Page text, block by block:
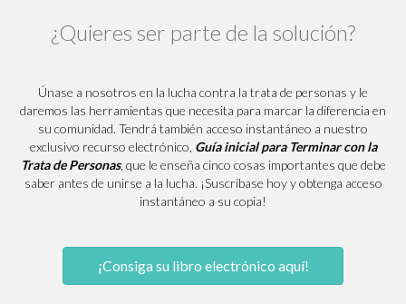
¿Quieres ser parte de la solución?
Únase a nosotros en la lucha contra la trata de personas y le
daremos las herramientas que necesita para marcar la diferencia en
su comunidad. Tendrá también acceso instantáneo a nuestro
exclusivo recurso electrónico, Guía inicial para Terminar con la
Trata de Personas, que le enseña cinco cosas importantes que debe
saber antes de unirse a la lucha. ¡Suscríbase hoy y obtenga acceso
instantáneo a su copia!
¡Consiga su libro electrónico aquí!